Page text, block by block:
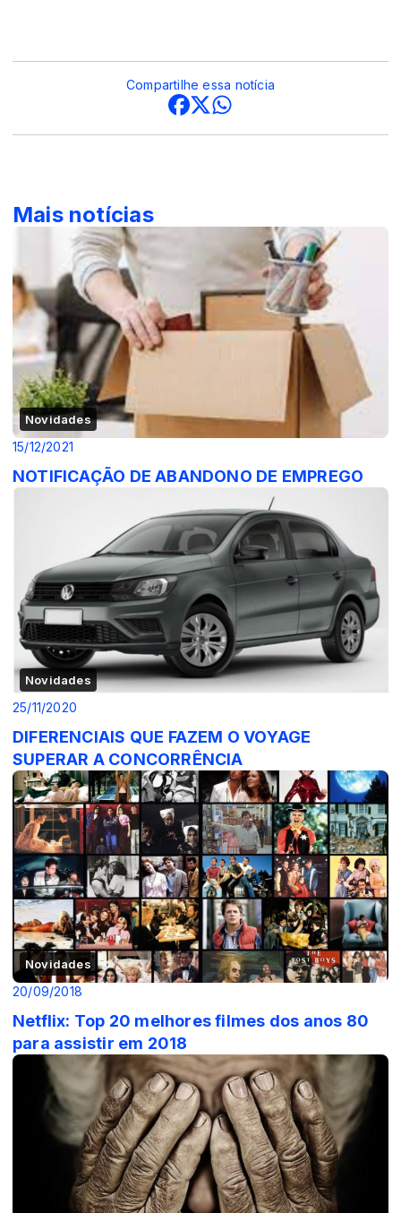
Compartilhe essa notícia
Mais notícias
Novidades
15/12/2021
NOTIFICAÇÃO DE ABANDONO DE EMPREGO
Novidades
25/11/2020
DIFERENCIAIS QUE FAZEM O VOYAGE
SUPERAR A CONCORRÊNCIA
Novidades
20/09/2018
Netflix: Top 20 melhores filmes dos anos 80
para assistir em 2018